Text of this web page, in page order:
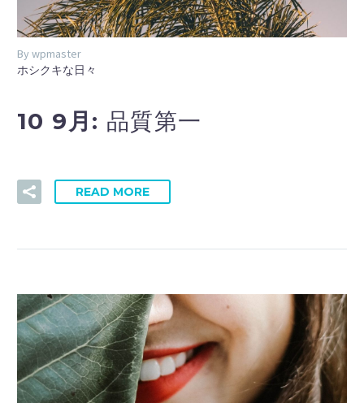
By wpmaster
ホシクキな日々
10 9月: 品質第一
READ MORE